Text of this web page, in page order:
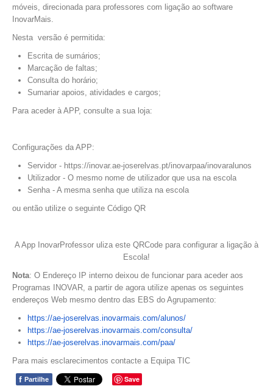
móveis, direcionada para professores com ligação ao software
InovarMais.
Nesta versão é permitida:
Escrita de sumários;
Marcação de faltas;
Consulta do horário;
Sumariar apoios, atividades e cargos;
Para aceder à APP, consulte a sua loja:
Configurações da APP:
Servidor - https://inovar.ae-joserelvas.pt/inovarpaa/inovaralunos
Utilizador - O mesmo nome de utilizador que usa na escola
Senha - A mesma senha que utiliza na escola
ou então utilize o seguinte Código QR
A App InovarProfessor uliza este QRCode para configurar a ligação à
Escola!
Nota: O Endereço IP interno deixou de funcionar para aceder aos
Programas INOVAR, a partir de agora utilize apenas os seguintes
endereços Web mesmo dentro das EBS do Agrupamento:
https://ae-joserelvas. inovarmais.com/alunos/
https://ae-joserelvas. inovarmais.com/consulta/
https://ae-joserelvas. inovarmais.com/paa/
Para mais esclarecimentos contacte a Equipa TIC
f Partilhe
Save